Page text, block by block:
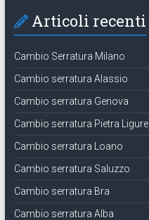
Articoli recenti
Cambio Serratura Milano
Cambio serratura Alassio
Cambio serratura Genova
Cambio serratura Pietra Ligure
Cambio serratura Loano
Cambio serratura Saluzzo
Cambio serratura Bra
Cambio serratura Alba